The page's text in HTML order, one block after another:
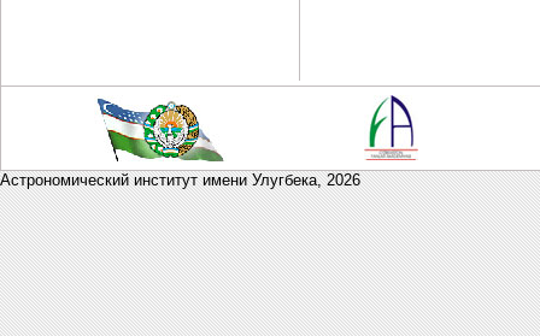
Астрономический институт имени Улугбека,2026